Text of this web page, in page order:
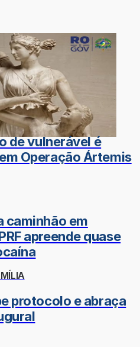
de vulnerável é
Operação Ártemis
caminhão em
apreende quase
protocolo e abraça